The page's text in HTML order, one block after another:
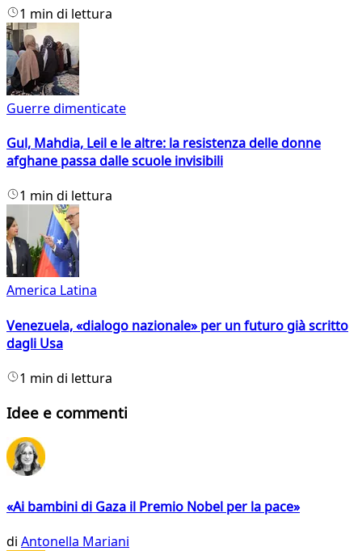
1 min di lettura
Guerre dimenticate
Gul, Mahdia, Leil e le altre: la resistenza delle donne
afghane passa dalle scuole invisibili
1 min di lettura
America Latina
Venezuela, «dialogo nazionale» per un futuro già scritto
dagli Usa
1 min di lettura
Idee e commenti
«Ai bambini di Gaza il Premio Nobel per la pace»
di Antonella Mariani